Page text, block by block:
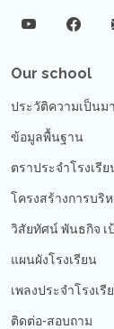
Our school
ประวัติความเป็นมา
ข้อมูลพื้นฐาน
ตราประจำโรงเรีย
โครงสร้างการบริ
วิสัยทัศน์ พันธกิจ เ
แผนผังโรงเรียน
เพลงประจำโรงเรี
ติดต่อ-สอบถาม